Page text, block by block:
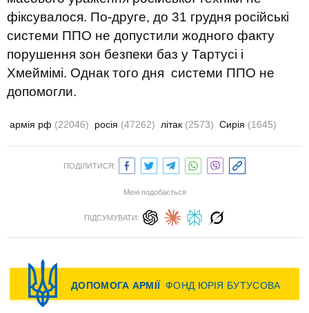
фіксувалося. По-друге, до 31 грудня російські
системи ППО не допустили жодного факту
порушення зон безпеки баз у Тартусі і
Хмеймімі. Однак того дня системи ППО не
допомогли.
армія рф (22046) росія (47262) літак (2573) Сирія (1645)
ПОДІЛИТИСЯ:
Мені подобається
ПІДСУМУВАТИ: